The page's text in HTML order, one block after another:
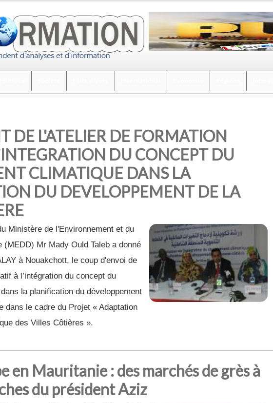
DE L'ATELIER DE FORMATION
DU CONCEPT DU
CLIMATIQUE DANS LA
DU DEVELOPPEMENT DE LA
Ministère de l'Environnement et du
(MEDD) Mr Mady Ould Taleb a donné
à Nouakchott, le coup d'envoi de
à l’intégration du concept du
la planification du développement
dans le cadre du Projet « Adaptation
des Villes Côtières ».
en Mauritanie : des marchés de grès à
du président Aziz